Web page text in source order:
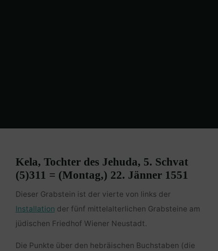
Kela, Tochter des Jehuda, 5. Schvat
(5)311 = (Montag,) 22. Jänner 1551
Dieser Grabstein ist der vierte von links der
Installation der fünf mittelalterlichen Grabsteine am
jüdischen Friedhof Wiener Neustadt.
Die Punkte über den hebräischen Buchstaben (die